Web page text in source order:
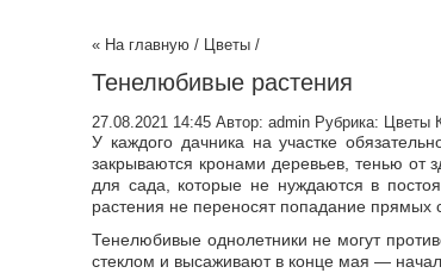
« На главную / Цветы /
Тенелюбивые растения
27.08.2021 14:45 Автор: admin Рубрика: Цветы
У каждого дачника на участке
закрываются кронами деревьев, тенью
для сада, которые не нуждаются в
растения не переносят попадание прямых
Тенелюбивые однолетники не могут
стеклом и высаживают в конце мая —